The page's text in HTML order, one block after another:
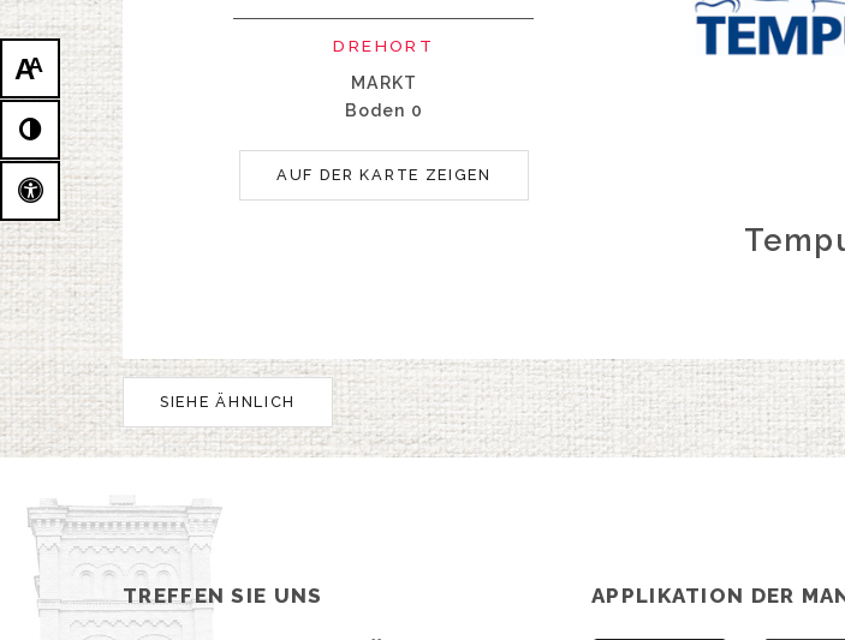
AA
ÜBER UNS
DREHORT
MARKT
Boden 0
AUF DER KARTE ZEIGEN
SIEHE ÄHNLICH
TREFFEN SIE UNS APPLIKATION DER